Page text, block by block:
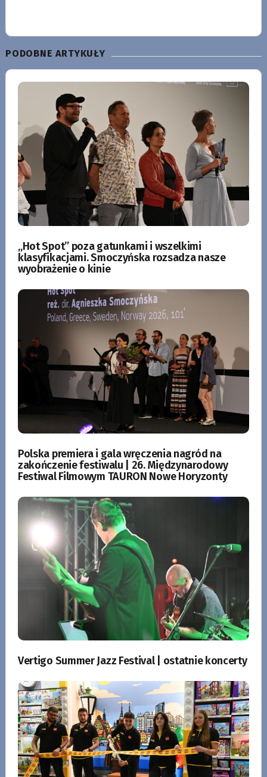
PODOBNE ARTYKUŁY
„Hot Spot” poza gatunkami i wszelkimi
klasyfikacjami. Smoczyńska rozsadza nasze
wyobrażenie o kinie
Polska premiera i gala wręczenia nagród na
zakończenie festiwalu | 26. Międzynarodowy
Festiwal Filmowym TAURON Nowe Horyzonty
Vertigo Summer Jazz Festival | ostatnie koncerty